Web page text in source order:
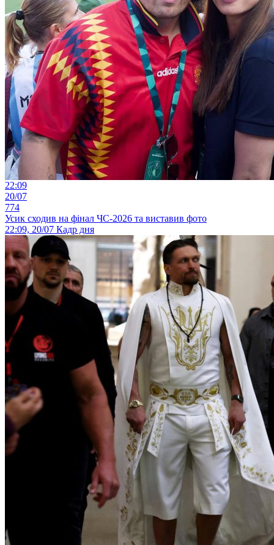
22:09
20/07
774
Усик сходив на фінал ЧС-2026 та виставив фото
22:09, 20/07 Кадр дня